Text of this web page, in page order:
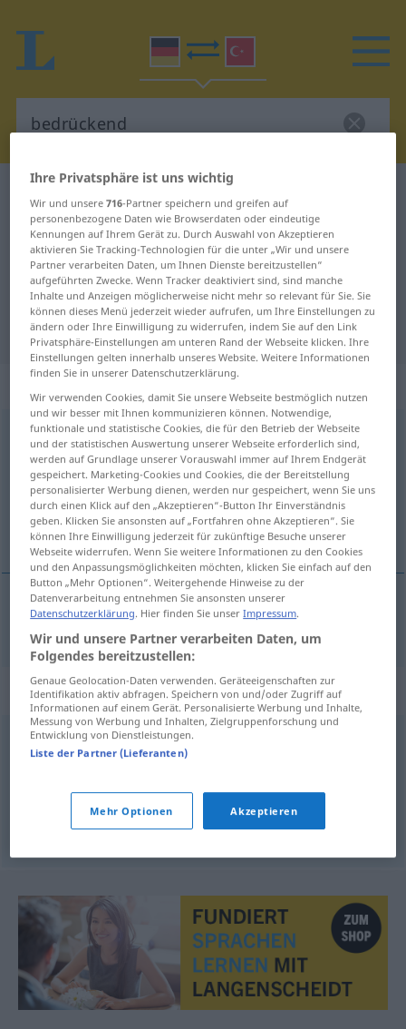
Deutsch-Türkisch Übersetzung für
"bedrückend"
"bedrückend" Türkisch
Übersetzung
: Adjektiv, adjektivisch
bedrückendadj
Übersicht aller Übersetzungen
(Für mehr Details die Übersetzung anklicken/antippen)
bunaltıcı
bunaltıcı bedrückend
Synonyme für "bedrückend"
entmutigend,desolat,deprimierend
erdrückend,deprimierend, düster
Ihre Privatsphäre ist uns wichtig
Wir und unsere716-Partner speichern und greifen auf
personenbezogene Daten wie Browserdaten oder eindeutige
Kennungen auf Ihrem Gerät zu. Durch Auswahl von Akzeptieren
aktivieren Sie Tracking-Technologien für die unter „Wir und unsere
Partner verarbeiten Daten, um Ihnen Dienste bereitzustellen“
aufgeführten Zwecke. Wenn Tracker deaktiviert sind, sind manche
Inhalte und Anzeigen möglicherweise nicht mehr so relevant für Sie. Sie
können dieses Menü jederzeit wieder aufrufen, um Ihre Einstellungen zu
ändern oder Ihre Einwilligung zu widerrufen, indem Sie auf den Link
Privatsphäre-Einstellungen am unteren Rand der Webseite klicken. Ihre
Einstellungen gelten innerhalb unseres Website. Weitere Informationen
finden Sie in unserer Datenschutzerklärung.
Wir verwenden Cookies, damit Sie unsere Webseite bestmöglich nutzen
und wir besser mit Ihnen kommunizieren können. Notwendige,
funktionale und statistische Cookies, die für den Betrieb der Webseite
und der statistischen Auswertung unserer Webseite erforderlich sind,
werden auf Grundlage unserer Vorauswahl immer auf Ihrem Endgerät
gespeichert. Marketing-Cookies und Cookies, die der Bereitstellung
personalisierter Werbung dienen, werden nur gespeichert, wenn Sie uns
durch einen Klick auf den „Akzeptieren“-Button Ihr Einverständnis
geben. Klicken Sie ansonsten auf „Fortfahren ohne Akzeptieren“. Sie
können Ihre Einwilligung jederzeit für zukünftige Besuche unserer
Webseite widerrufen. Wenn Sie weitere Informationen zu den Cookies
und den Anpassungsmöglichkeiten möchten, klicken Sie einfach auf den
Button „Mehr Optionen“. Weitergehende Hinweise zu der
Datenverarbeitung entnehmen Sie ansonsten unserer
Datenschutzerklärung. Hier finden Sie unserImpressum.
Wir und unsere Partner verarbeiten Daten, um
Folgendes bereitzustellen:
Genaue Geolocation-Daten verwenden. Geräteeigenschaften zur
Identifikation aktiv abfragen. Speichern von und/oder Zugriff auf
Informationen auf einem Gerät. Personalisierte Werbung und Inhalte,
Messung von Werbung und Inhalten, Zielgruppenforschung und
Entwicklung von Dienstleistungen.
Liste der Partner (Lieferanten)
Mehr Optionen Akzeptieren